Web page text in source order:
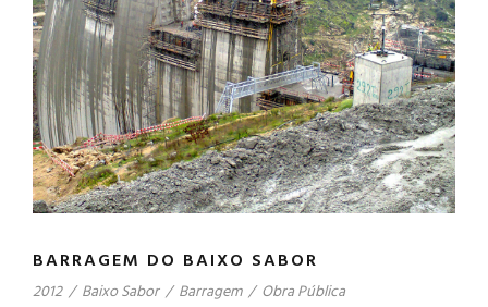
BARRAGEM DO BAIXO SABOR
2012 / Baixo Sabor / Barragem / Obra Pública